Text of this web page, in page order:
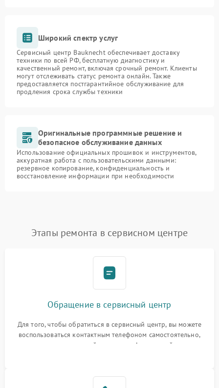
Широкий спектр услуг
Сервисный центр Bauknecht обеспечивает доставку
техники по всей РФ, бесплатную диагностику и
качественный ремонт, включая срочный ремонт. Клиенты
могут отслеживать статус ремонта онлайн. Также
предоставляется постгарантийное обслуживание для
продления срока службы техники
Оригинальные программные решение и
безопасное обслуживание данных
Использование официальных прошивок и инструментов,
аккуратная работа с пользовательскими данными:
резервное копирование, конфиденциальность и
восстановление информации при необходимости
Этапы ремонта в сервисном центре
Обращение в сервисный центр
Для того, чтобы обратиться в сервисный центр, вы можете
воспользоваться контактным телефоном самостоятельно,
или оставить свой номер телефона на сайте